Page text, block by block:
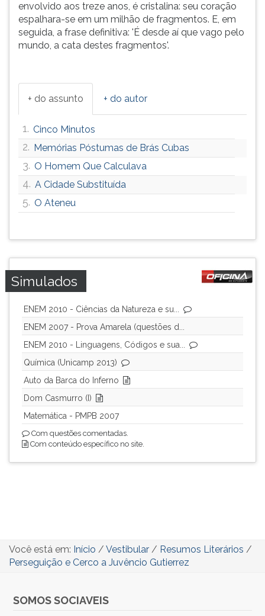
envolvido aos treze anos, é cristalina: seu coração
espalhara-se em um milhão de fragmentos. E, em
seguida, a frase definitiva: 'É desde aí que vago pelo
mundo, a cata destes fragmentos'.
+ do assunto + do autor
1. Cinco Minutos
2. Memórias Póstumas de Brás Cubas
3. O Homem Que Calculava
4. A Cidade Substituída
5. O Ateneu
Simulados
ENEM 2010 - Ciências da Natureza e su...
ENEM 2007 - Prova Amarela (questões d...
ENEM 2010 - Linguagens, Códigos e sua...
Química (Unicamp 2013)
Auto da Barca do Inferno
Dom Casmurro (I)
Matemática - PMPB 2007
Com questões comentadas.
Com conteúdo específico no site.
Você está em: Início / Vestibular / Resumos Literários /
Perseguição e Cerco a Juvêncio Gutierrez
SOMOS SOCIAVEIS